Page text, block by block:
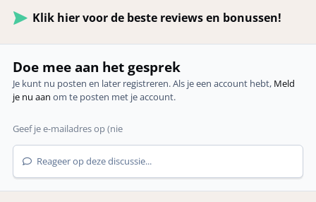
Klik hier voor de beste reviews en bonussen!
Doe mee aan het gesprek
Je kunt nu posten en later registreren. Als je een account hebt, Meld
je nu aan om te posten met je account.
Reageer op deze discussie...